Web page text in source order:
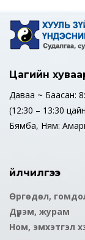
Цагийн
Даваа ~ Баасан:
(12:30 – 13:30
Бямба, Ням:
Үйлчилгээ
Өргөдөл,
Дүрэм, журам
Ном, эмхэтгэл